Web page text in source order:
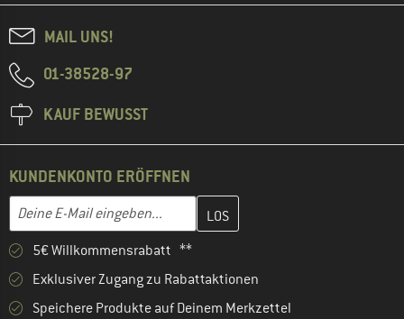
MAIL UNS!
01-38528-97
KAUF BEWUSST
KUNDENKONTO ERÖFFNEN
E-Mail-Adresse
Gib hier deine E-Mail-Adresse ein und erstelle im nächsten
5€ Willkommensrabatt **
Exklusiver Zugang zu Rabattaktionen
Speichere Produkte auf Deinem Merkzettel